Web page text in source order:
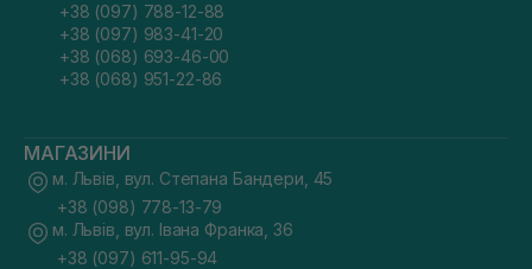
+38 (097) 788-12-88
+38 (097) 983-41-20
+38 (068) 693-46-00
+38 (068) 951-22-86
МАГАЗИНИ
м. Львів, вул. Степана Бандери, 45
+38 (098) 778-13-79
м. Львів, вул. Івана Франка, 36
+38 (097) 611-95-94